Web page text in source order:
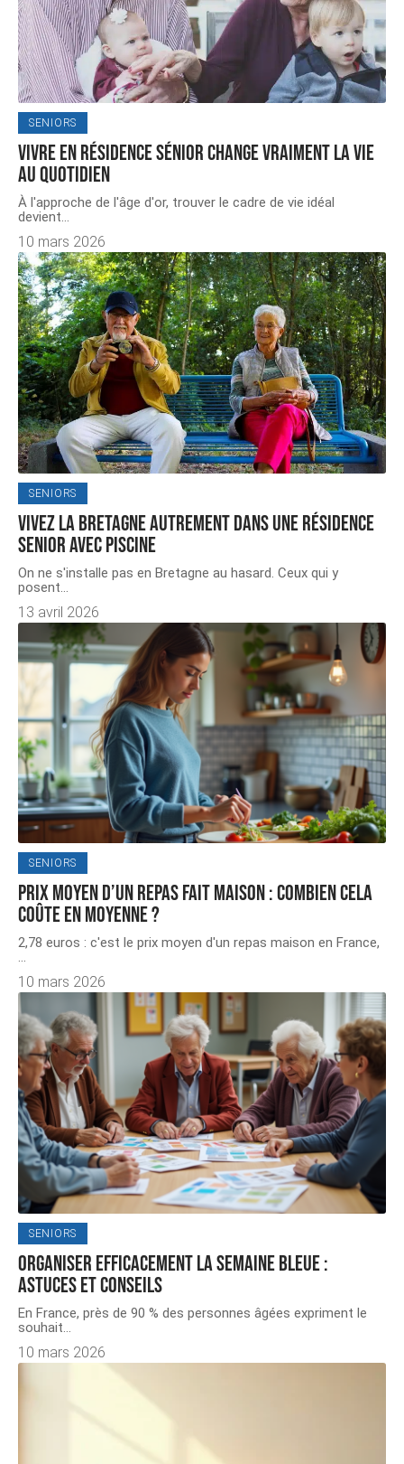
SENIORS
Vivre en résidence sénior change vraiment la vie
au quotidien
À l'approche de l'âge d'or, trouver le cadre de vie idéal
devient…
10 mars 2026
SENIORS
Vivez la Bretagne autrement dans une résidence
senior avec piscine
On ne s'installe pas en Bretagne au hasard. Ceux qui y
posent
13 avril 2026
SENIORS
Prix moyen d’un repas fait maison : combien cela
coûte en moyenne ?
2,78 euros : c'est le prix moyen d'un repas maison en France,
…
10 mars 2026
SENIORS
Organiser efficacement la Semaine Bleue :
astuces et conseils
En France, près de 90 % des personnes âgées expriment le
souhait…
10 mars 2026